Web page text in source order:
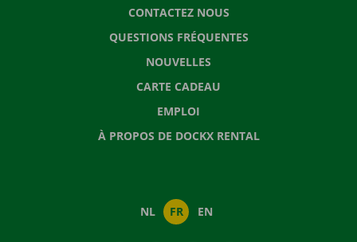
CONTACTEZ NOUS
QUESTIONS FRÉQUENTES
NOUVELLES
CARTE CADEAU
EMPLOI
À PROPOS DE DOCKX RENTAL
NL FR EN